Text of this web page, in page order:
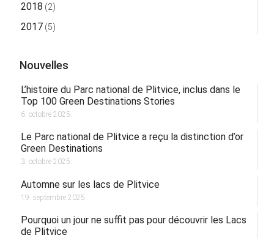
2018 (2)
2017(5)
Nouvelles
L’histoire du Parc national de Plitvice, inclus dans le
Top 100 Green Destinations Stories
6. octobre 2025.
Le Parc national de Plitvice a reçu la distinction d’or
Green Destinations
3. octobre 2025.
Automne sur les lacs de Plitvice
19. septembre 2025.
Pourquoi un jour ne suffit pas pour découvrir les Lacs
de Plitvice